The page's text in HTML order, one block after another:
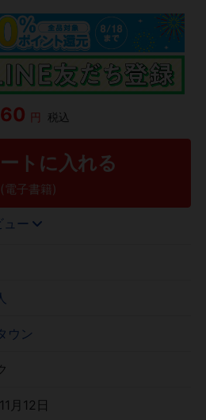
円 税込
トに入れる
(電子書籍)
ュー
ウン
月12日